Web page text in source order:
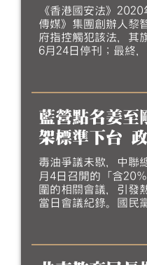
《香港國安法》
傳媒》集團創辦人黎
府指控觸犯該法，其
6月24日停刊；最終
高等法院重判20年
港財政司長陳茂波依
終止調查《壹傳媒》
盤、其前高層人員涉
為已無繼續調查必要
藍營點名姜至
架標準下台
法代言
毒油爭議未歇，中聯
月4日召開的「含
圍的相關會議，引發
當日會議紀錄。國民
辦主任許輔會中替業
食藥署長會中刻意引
20%標準造成的食安